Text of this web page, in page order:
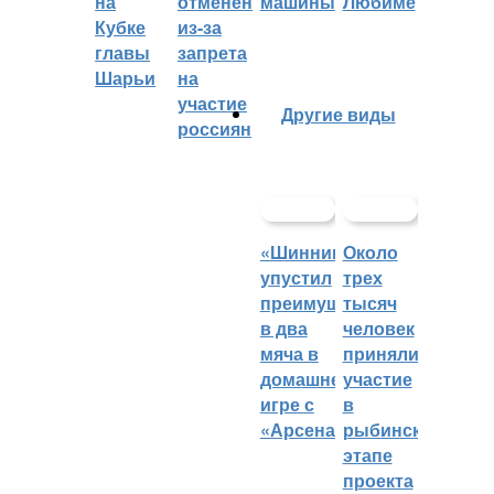
Кубке
главы
Шарьи
из-за
запрета
на
участие
россиян
Другие виды
«Шинник»
упустил
преимущество
в два
мяча в
домашней
игре с
«Арсеналом»
Около
трех
тысяч
человек
приняли
участие
в
рыбинском
этапе
проекта